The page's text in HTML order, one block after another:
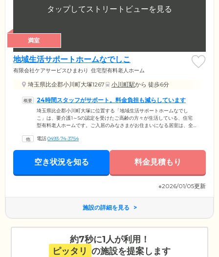
満室
地域生活サポートホームなでしこ
有限会社ケアサービスひまわり 住宅型有料老人ホーム
埼玉県比企郡小川町大塚1267 小川町駅から 徒歩6分
24時間スタッフがサポート。料金負担も減らしています
埼玉県比企郡小川町大塚に位置する「地域生活サポートホームなでし
こ」は、要介護1～5の認定を受けたご高齢の方々が生活している、住宅
型有料老人ホームです。ご入居のみなさまがお住まいになる居室は、全8
を利用しながら暮らしていただけます。ホーム内にはスタッフが24時間
す。また、ご入居のみなさまの金銭的負担を減らすため、当ホームでは
月々の料金を低めに設定しています。短期入居を1泊から受け付けていま
電話0493-74-3754
空き状況を知る 料金見積もり
※2026/01/05更新
施設の詳細を見る
約7秒に1人が利用！
ピッタリ の施設を提案します